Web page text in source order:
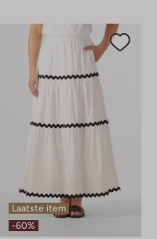
Laatste item
-60%